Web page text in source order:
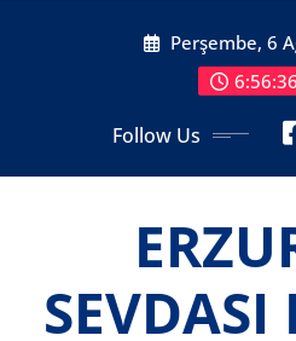
Perşembe, 6
Follow Us
SEVDASI